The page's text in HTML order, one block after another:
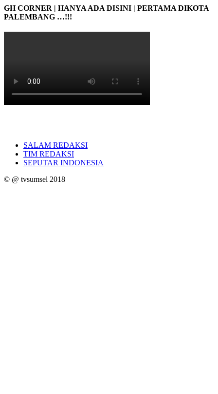
GH CORNER | HANYA ADA DISINI | PERTAMA DIKOTA
PALEMBANG …!!!
SALAM REDAKSI
TIM REDAKSI
SEPUTAR INDONESIA
© @ tvsumsel 2018